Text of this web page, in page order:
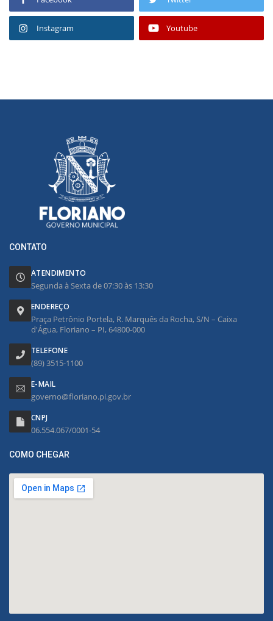
Instagram Youtube
CONTATO
ATENDIMENTO
Segunda à Sexta de 07:30 às 13:30
ENDEREÇO
Praça Petrônio Portela, R. Marquês da Rocha, S/N – Caixa
d'Água, Floriano – PI, 64800-000
TELEFONE
(89) 3515-1100
E-MAIL
governo@floriano.pi.gov.br
CNPJ
06.554.067/0001-54
COMO CHEGAR